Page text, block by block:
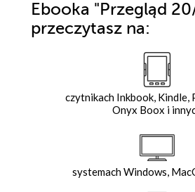
Ebooka "Przegląd
przeczytasz na:
czytnikach Inkbook, Kindle,
Onyx Boox i
systemach Windows,